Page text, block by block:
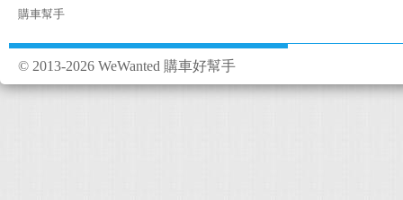
購車幫手
© 2013-2026 WeWanted 購車好幫手